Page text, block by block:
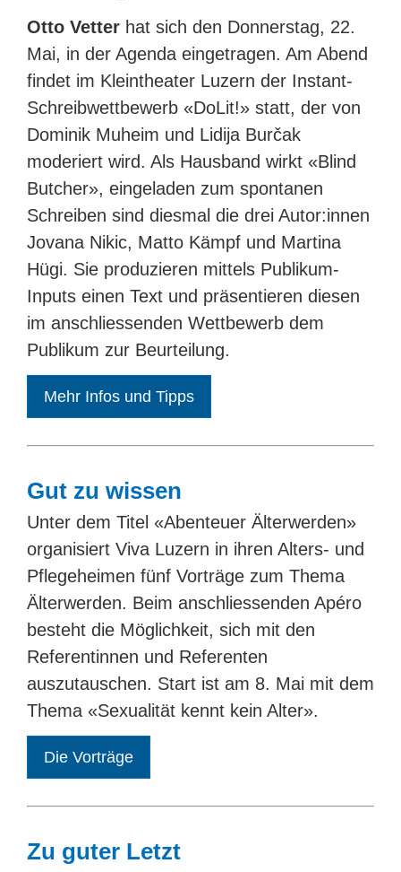
Otto Vetter hat sich den Donnerstag, 22.
Mai, in der Agenda eingetragen. Am Abend
findet im Kleintheater Luzern der Instant-
Schreibwettbewerb «DoLit!» statt, der von
Dominik Muheim und Lidija Burčak
moderiert wird. Als Hausband wirkt «Blind
Butcher», eingeladen zum spontanen
Schreiben sind diesmal die drei Autor:innen
Jovana Nikic, Matto Kämpf und Martina
Hügi. Sie produzieren mittels Publikum-
Inputs einen Text und präsentieren diesen
im anschliessenden Wettbewerb dem
Publikum zur Beurteilung.
Mehr Infos und Tipps
Gut zu wissen
Unter dem Titel «Abenteuer Älterwerden»
organisiert Viva Luzern in ihren Alters- und
Pflegeheimen fünf Vorträge zum Thema
Älterwerden. Beim anschliessenden Apéro
besteht die Möglichkeit, sich mit den
Referentinnen und Referenten
auszutauschen. Start ist am 8. Mai mit dem
Thema «Sexualität kennt kein Alter».
Die Vorträge
Zu guter Letzt